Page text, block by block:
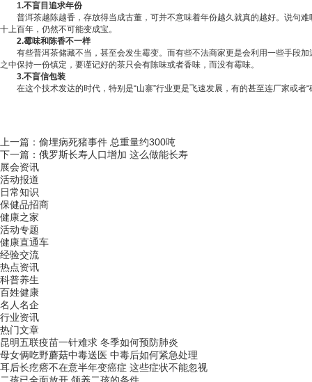
1.不盲目追求年份
普洱茶越陈越香，存放得当成古董，可并不意味着年份越久就真的越好。说句难
十上百年，仍然不可能变成宝。
2.霉味和陈香不一样
有些普洱茶储藏不当，甚至会发生霉变。而有些不法商家更是会利用一些手段加
之中保持一份镇定，要谨记好的茶只会有陈味或者香味，而没有霉味。
3.不盲信包装
在这个技术发达的时代，特别是“山寨”行业更是飞速发展，有的甚至连厂家或者“
上一篇： 偷埋病死猪事件 总重量约300吨
下一篇： 俄罗斯长寿人口增加 这么做能长寿
展会资讯
活动报道
日常知识
保健品招商
健康之家
活动专题
健康直通车
经验交流
热点资讯
科普养生
百姓健康
名人名企
行业资讯
热门文章
昆明五联疫苗一针难求 冬季如何预防肺炎
母女俩吃野蘑菇中毒送医 中毒后如何紧急处理
耳后长疙瘩不在意半年变癌症 这些症状不能忽视